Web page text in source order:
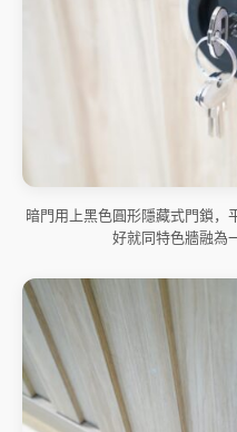
暗門用上黑色圓形隱藏式門鎖，
好就同特色牆融為